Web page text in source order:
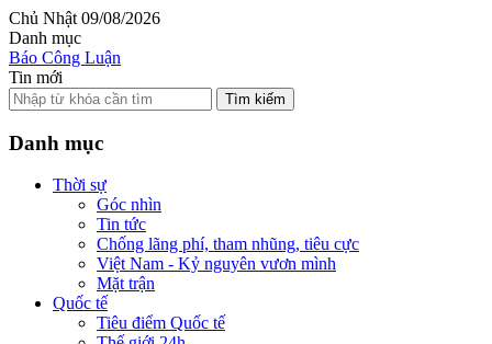
Chủ Nhật 09/08/2026
Danh mục
Báo Công Luận
Tin mới
Tìm kiếm
Danh mục
Thời sự
Góc nhìn
Tin tức
Chống lãng phí, tham nhũng, tiêu cực
Việt Nam - Kỷ nguyên vươn mình
Mặt trận
Quốc tế
Tiêu điểm Quốc tế